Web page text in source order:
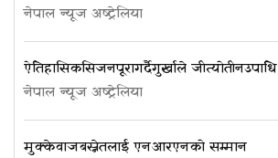
नेपाल न्यूज अष्ट्रेलिया
ऐतिहासिक सिजन पूरा गर्दै गुर्खाले जीत्यो तीन उपाधि
नेपाल न्यूज अष्ट्रेलिया
मुक्केवाज बस्नेतलाई एनआरएनको सम्मान